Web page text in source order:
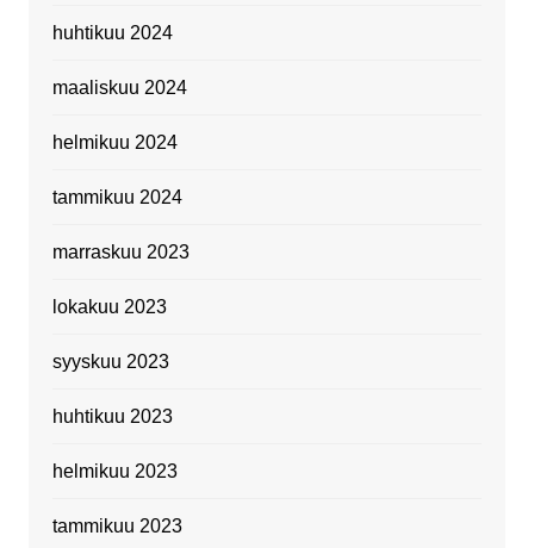
huhtikuu 2024
maaliskuu 2024
helmikuu 2024
tammikuu 2024
marraskuu 2023
lokakuu 2023
syyskuu 2023
huhtikuu 2023
helmikuu 2023
tammikuu 2023